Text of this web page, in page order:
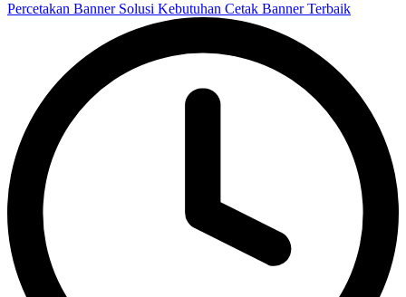
Percetakan Banner Solusi Kebutuhan Cetak Banner Terbaik